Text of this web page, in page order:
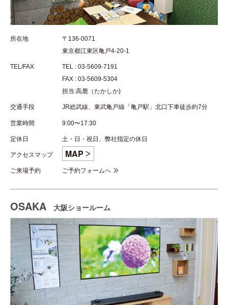
所在地
〒136-0071
東京都江東区亀戸4-20-1
TEL/FAX
TEL : 03-5609-7191
FAX : 03-5609-5304
担当:高鹿（たかしか)
交通手段 JR総武線、東武亀戸線「亀戸駅」北口下車徒歩約7分
営業時間 9:00〜17:30
定休日 土・日・祝日、弊社指定の休日
アクセスマップ MAP
ご来場予約 ご予約フォームへ
OSAKA 大阪ショールーム